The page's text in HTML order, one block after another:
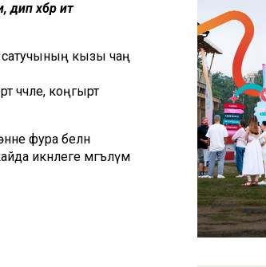
хәбәр итә
сатучының кызы чаң
чәчле, коңгырт
фура белән
икәнлеге мәгълүм